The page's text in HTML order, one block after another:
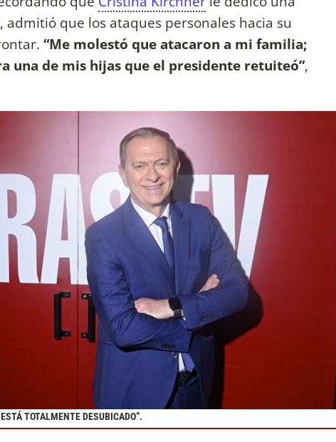
admitió que los ataques personales hacia su
“Me molestó que atacaron a mi familia;
una de mis hijas que el presidente retuiteó”,
TOTALMENTE DESUBICADO”.